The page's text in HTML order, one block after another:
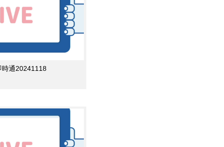
時通20241118